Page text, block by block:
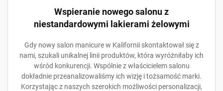
Wspieranie nowego salonu z
niestandardowymi lakierami żelowymi
Gdy nowy salon manicure w Kalifornii skontaktował się z
nami, szukali unikalnej linii produktów, która wyróżniłaby ich
wśród konkurencji. Wspólnie z właścicielem salonu
dokładnie przeanalizowaliśmy ich wizję i tożsamość marki.
Korzystając z naszych szerokich możliwości personalizacji,